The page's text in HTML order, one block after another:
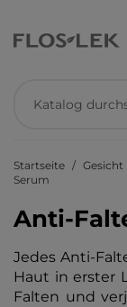
Startseite Gesicht
Serum
Anti-
Jedes Anti-
Haut in erster
Falten und